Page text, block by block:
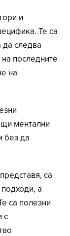
и
Те са
да следва
последните
на
ментални
без да
са
а
са полезни
с